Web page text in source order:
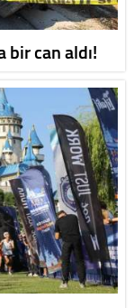
can aldı!